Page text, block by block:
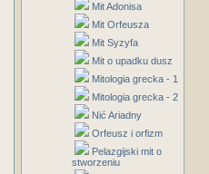
Mit Adonisa
Mit Orfeusza
Mit Syzyfa
Mit o upadku dusz
Mitologia grecka - 1
Mitologia grecka - 2
Nić Ariadny
Orfeusz i orfizm
Pelazgijski mit o
stworzeniu